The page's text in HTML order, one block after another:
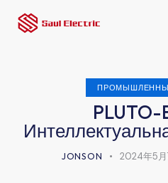
JONSON 2024年5月